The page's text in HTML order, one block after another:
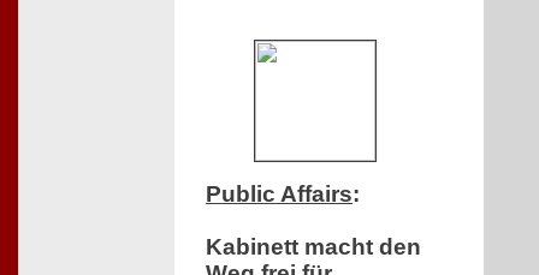
Public Affairs:
Kabinett macht den